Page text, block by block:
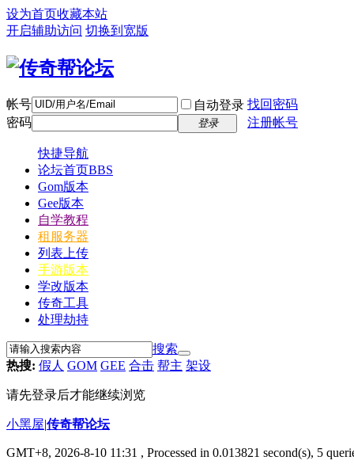
设为首页收藏本站
开启辅助访问 切换到宽版
帐号 自动登录 找回密码
密码
登录 注册帐号
快捷导航
论坛首页BBS
Gom版本
Gee版本
自学教程
租服务器
列表上传
手游版本
学改版本
传奇工具
处理劫持
搜索
热搜: 假人 GOM GEE 合击 帮主 架设
请先登录后才能继续浏览
小黑屋|传奇帮论坛
GMT+8, 2026-8-10 11:31 , Processed in 0.013821 second(s), 5